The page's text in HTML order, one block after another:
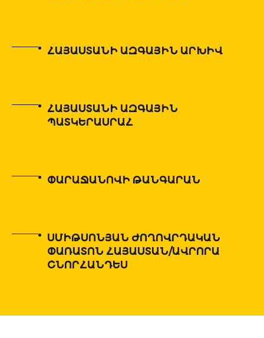
ՀԱՅԱՍՏԱՆԻ ԱԶԳԱՅԻՆ ԱՐԽԻՎ
ՀԱՅԱՍՏԱՆԻ ԱԶԳԱՅԻՆ
ՊԱՏԿԵՐԱՍՐԱՀ
ՓԱՐԱՋԱՆՈՎԻ ԹԱՆԳԱՐԱՆ
ՍՄԻԹՍՈՆՅԱՆ ԺՈՂՈՎՐԴԱԿԱՆ
ՓԱՌԱՏՈՆ ՀԱՅԱՍՏԱՆ/ԱՎՐՈՐԱ
ՇՆՈՐՀԱՆԴԵՍ